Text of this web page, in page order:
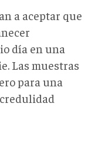
a aceptar que
día en una
Las muestras
para una